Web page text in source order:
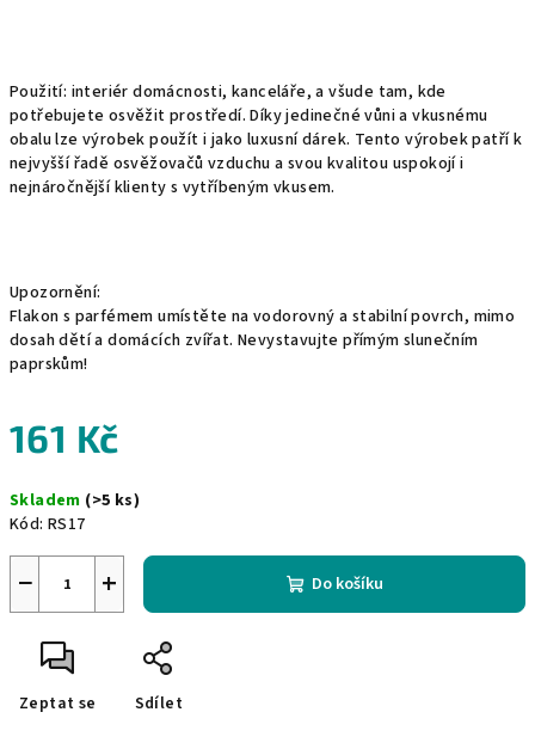
Použití: interiér domácnosti, kanceláře, a všude tam, kde
potřebujete osvěžit prostředí. Díky jedinečné vůni a vkusnému
obalu lze výrobek použít i jako luxusní dárek. Tento výrobek patří k
nejvyšší řadě osvěžovačů vzduchu a svou kvalitou uspokojí i
nejnáročnější klienty s vytříbeným vkusem.
Upozornění:
Flakon s parfémem umístěte na vodorovný a stabilní povrch, mimo
dosah dětí a domácích zvířat. Nevystavujte přímým slunečním
paprskům!
161 Kč
cena:
Skladem (>5 ks)
Kód: RS17
+
− Do košíku
Zeptat se Sdílet